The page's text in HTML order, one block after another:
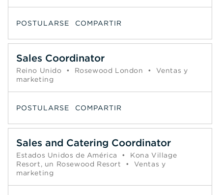
POSTULARSE COMPARTIR
Sales Coordinator
Reino Unido • Rosewood London •
Ventas y
marketing
POSTULARSE COMPARTIR
Sales and Catering Coordinator
Estados Unidos de América •
Kona Village
Resort, un Rosewood Resort
•
Ventas y
marketing